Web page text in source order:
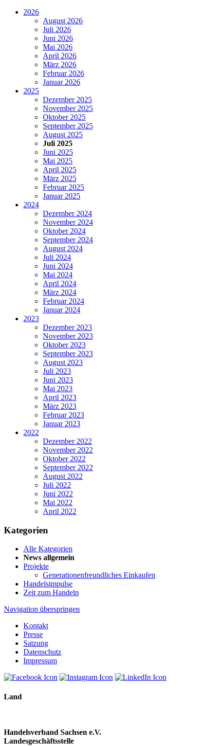
2026
August 2026
Juli 2026
Juni 2026
Mai 2026
April 2026
März 2026
Februar 2026
Januar 2026
2025
Dezember 2025
November 2025
Oktober 2025
September 2025
August 2025
Juli 2025
Juni 2025
Mai 2025
April 2025
März 2025
Februar 2025
Januar 2025
2024
Dezember 2024
November 2024
Oktober 2024
September 2024
August 2024
Juli 2024
Juni 2024
Mai 2024
April 2024
März 2024
Februar 2024
Januar 2024
2023
Dezember 2023
November 2023
Oktober 2023
September 2023
August 2023
Juli 2023
Juni 2023
Mai 2023
April 2023
März 2023
Februar 2023
Januar 2023
2022
Dezember 2022
November 2022
Oktober 2022
September 2022
August 2022
Juli 2022
Juni 2022
Mai 2022
April 2022
Kategorien
Alle Kategorien
News allgemein
Projekte
Generationenfreundliches Einkaufen
Handelsimpulse
Zeit zum Handeln
Navigation überspringen
Kontakt
Presse
Satzung
Datenschutz
Impressum
Land
Handelsverband Sachsen e.V.
Landesgeschäftsstelle